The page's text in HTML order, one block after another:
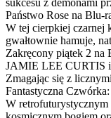
sukcesu z demonami
Państwo Rose na Blu-
W tej cierpkiej czarnej
gwałtownie hamuje,
Zakręcony piątek 2
JAMIE LEE CURTIS i
Zmagając się z
Fantastyczna
W retrofuturystycznym